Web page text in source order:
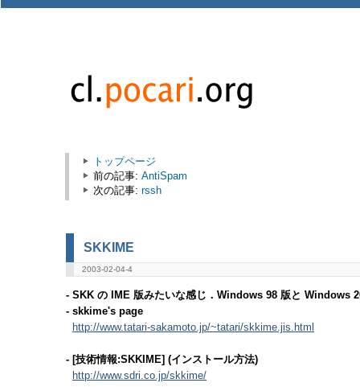
トップページ
前の記事: AntiSpam
次の記事: rssh
SKKIME
2003-02-04-4
- SKK の IME 版みたいな感じ．Windows 98 版と Windows
- skkime's page
http://www.tatari-sakamoto.jp/~tatari/skkime.jis.html
- [技術情報:SKKIME] (インストール方法)
http://www.sdri.co.jp/skkime/